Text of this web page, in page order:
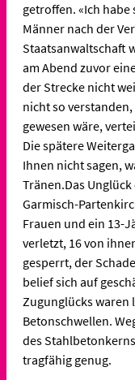
getroffen. «Ich
Männer nach der
Staatsanwaltschaft
am Abend zuvor
der Strecke nicht
nicht so
gewesen wäre,
Die spätere
Ihnen nicht sagen,
Tränen.Das
Garmisch-
Frauen und ein 13-
verletzt, 16 von
gesperrt, der
belief sich auf
Zugunglücks waren
Betonschwellen.
des
tragfähig genug.